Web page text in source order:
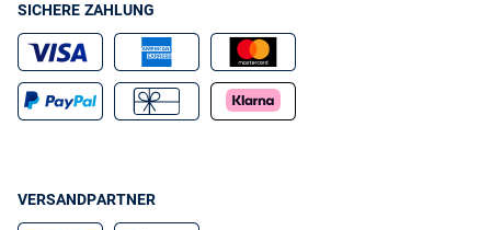
SICHERE ZAHLUNG
VERSANDPARTNER